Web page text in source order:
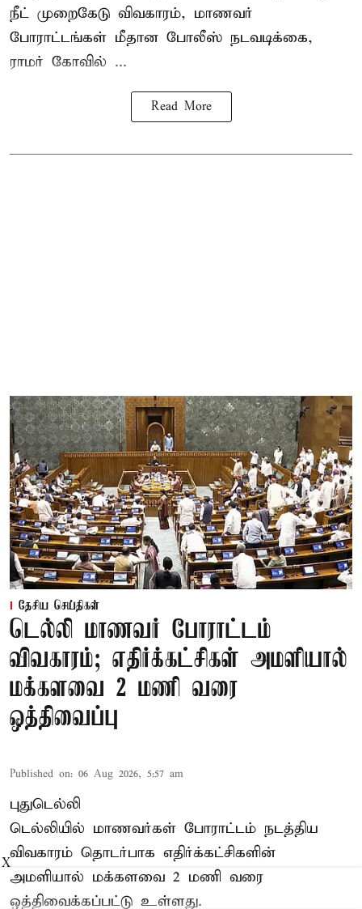
நீட் முறைகேடு விவகாரம், மாணவர்
போராட்டங்கள் மீதான போலீஸ் நடவடிக்கை,
ராமர் கோவில் ...
Read More
தேசிய செய்திகள்
டெல்லி மாணவர் போராட்டம்
விவகாரம்; எதிர்க்கட்சிகள் அமளியால்
மக்களவை 2 மணி வரை
ஒத்திவைப்பு
Published on: 06 Aug 2026, 5:57 am
புதுடெல்லி
டெல்லியில் மாணவர்கள் போராட்டம் நடத்திய
விவகாரம் தொடர்பாக எதிர்க்கட்சிகளின்
அமளியால் மக்களவை 2 மணி வரை
ஒத்திவைக்கப்பட்டு உள்ளது.
X